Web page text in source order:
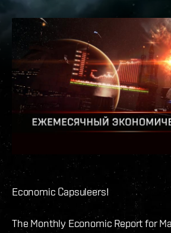
Economic Capsuleers!
The Monthly Economic Report for